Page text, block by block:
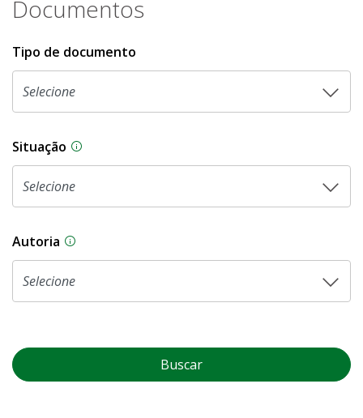
Documentos
Tipo de documento
Situação Na CLDF, as proposições legislativas
Autoria As proposições legislativas na CLDF podem
Buscar